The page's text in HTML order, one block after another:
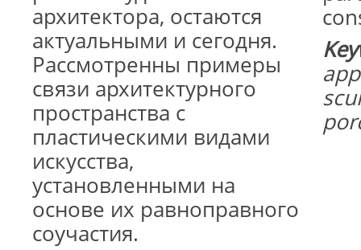
архитектора, остаются
актуальными и сегодня.
Рассмотренны примеры
связи архитектурного
пространства с
пластическими видами
искусства,
установленными на
основе их равноправного
соучастия.